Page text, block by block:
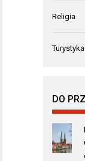
Religia
Turystyka
DO